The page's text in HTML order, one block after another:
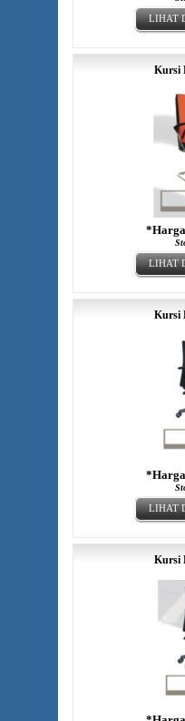
LIHAT
Kursi
LIHAT
Kursi
LIHAT
Kursi